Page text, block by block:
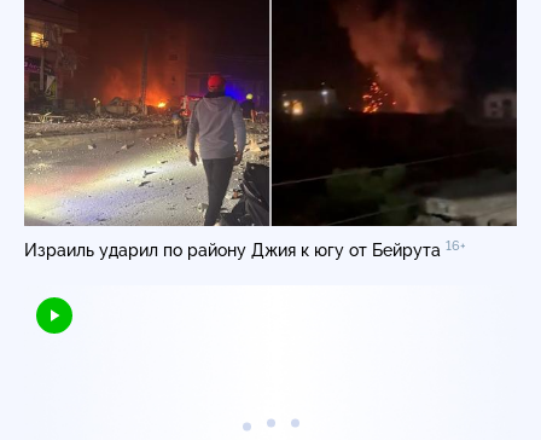
Израиль ударил по району Джия к югу от Бейрута 16+